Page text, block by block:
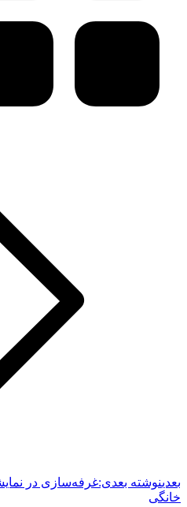
بعدینوشته بعدی:غرفه‌سازی در
خانگی